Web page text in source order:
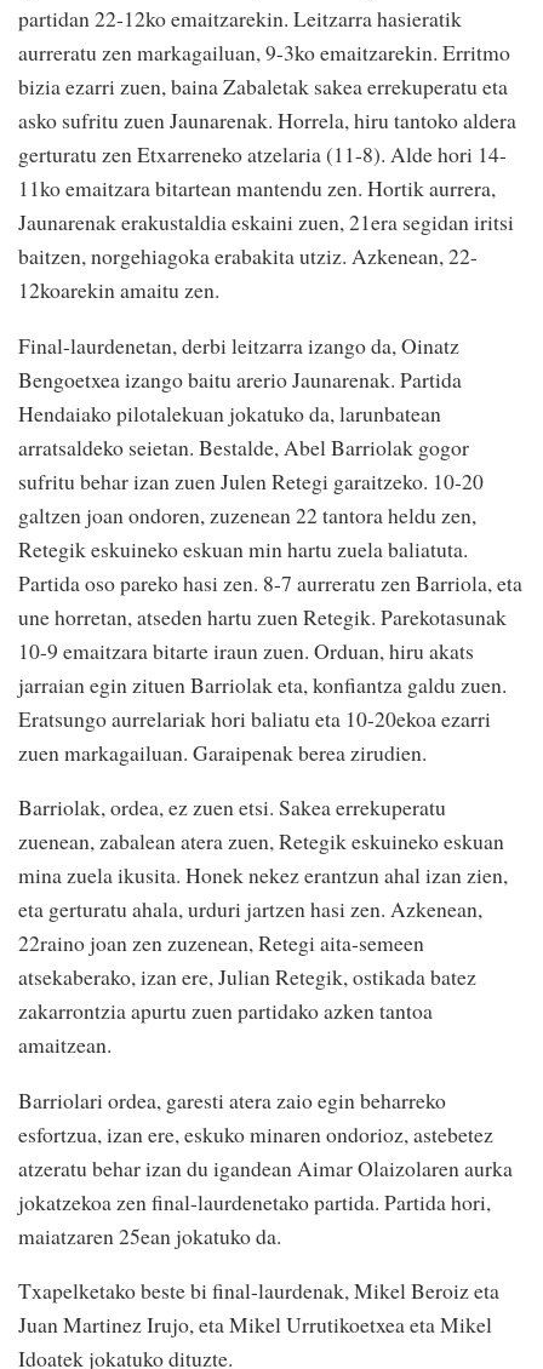
partidan 22-12ko emaitzarekin. Leitzarra hasieratik
aurreratu zen markagailuan, 9-3ko emaitzarekin. Erritmo
bizia ezarri zuen, baina Zabaletak sakea errekuperatu eta
asko sufritu zuen Jaunarenak. Horrela, hiru tantoko aldera
gerturatu zen Etxarreneko atzelaria (11-8). Alde hori 14-
11ko emaitzara bitartean mantendu zen. Hortik aurrera,
Jaunarenak erakustaldia eskaini zuen, 21era segidan iritsi
baitzen, norgehiagoka erabakita utziz. Azkenean, 22-
12koarekin amaitu zen.
Final-laurdenetan, derbi leitzarra izango da, Oinatz
Bengoetxea izango baitu arerio Jaunarenak. Partida
Hendaiako pilotalekuan jokatuko da, larunbatean
arratsaldeko seietan. Bestalde, Abel Barriolak gogor
sufritu behar izan zuen Julen Retegi garaitzeko. 10-20
galtzen joan ondoren, zuzenean 22 tantora heldu zen,
Retegik eskuineko eskuan min hartu zuela baliatuta.
Partida oso pareko hasi zen. 8-7 aurreratu zen Barriola, eta
une horretan, atseden hartu zuen Retegik. Parekotasunak
10-9 emaitzara bitarte iraun zuen. Orduan, hiru akats
jarraian egin zituen Barriolak eta, konfiantza galdu zuen.
Eratsungo aurrelariak hori baliatu eta 10-20ekoa ezarri
zuen markagailuan. Garaipenak berea zirudien.
Barriolak, ordea, ez zuen etsi. Sakea errekuperatu
zuenean, zabalean atera zuen, Retegik eskuineko eskuan
mina zuela ikusita. Honek nekez erantzun ahal izan zien,
eta gerturatu ahala, urduri jartzen hasi zen. Azkenean,
22raino joan zen zuzenean, Retegi aita-semeen
atsekaberako, izan ere, Julian Retegik, ostikada batez
zakarrontzia apurtu zuen partidako azken tantoa
amaitzean.
Barriolari ordea, garesti atera zaio egin beharreko
esfortzua, izan ere, eskuko minaren ondorioz, astebetez
atzeratu behar izan du igandean Aimar Olaizolaren aurka
jokatzekoa zen final-laurdenetako partida. Partida hori,
maiatzaren 25ean jokatuko da.
Txapelketako beste bi final-laurdenak, Mikel Beroiz eta
Juan Martinez Irujo, eta Mikel Urrutikoetxea eta Mikel
Idoatek jokatuko dituzte.